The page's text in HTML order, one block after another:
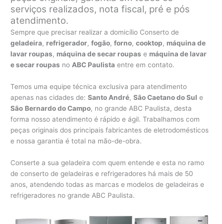
serviços realizados, nota fiscal, pré e pós
atendimento.
Sempre que precisar realizar a domicílio Conserto de
geladeira, refrigerador,fogão,forno,cooktop, máquina de
lavar roupas, máquina de secar roupas e máquina de lavar
e secar roupas noABC Paulista entre em contato.
Temos uma equipe técnica exclusiva para atendimento
apenas nas cidades de:Santo André,São Caetano do Sul e
São Bernardo do Campo, no grande ABC Paulista, desta
forma nosso atendimento é rápido e ágil. Trabalhamos com
peças originais dos principais fabricantes de eletrodomésticos
e nossa garantia é total na mão-de-obra.
Conserte a sua geladeira com quem entende e esta no ramo
de conserto de geladeiras e refrigeradores há mais de 50
anos, atendendo todas as marcas e modelos de geladeiras e
refrigeradores no grande ABC Paulista.